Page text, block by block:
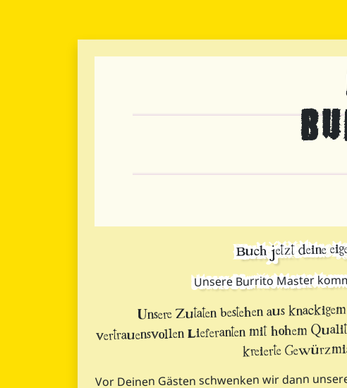
Buch jetzt deine
Unsere Burrito Master
Unsere Zutaten bestehen aus
vertrauensvollen Lieferanten mit hohem
kreierte
Vor Deinen Gästen schwenken wir dann